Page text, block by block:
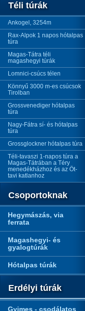
Téli túrák
Ankogel, 3254m
Rax-Alpok 1 napos hótalpas
túra
Magas-Tátra téli
magashegyi túrák
Lomnici-csúcs télen
Könnyű 3000 m-es csúcsok
Tirolban
Grossvenediger hótalpas
túra
Nagy-Fátra sí- és hótalpas
túra
Grossglockner hótalpas túra
Téli-tavaszi 1-napos túra a
Magas-Tátrában a Téry
menedékházhoz és az Öt-
tavi katlanhoz
Csoportoknak
Hegymászás, via
ferrata
Magashegyi- és
gyalogtúrák
Hótalpas túrák
Erdélyi túrák
Gyimes - csodálatos